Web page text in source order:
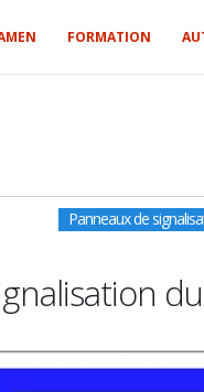
FORMATION
Panneaux de